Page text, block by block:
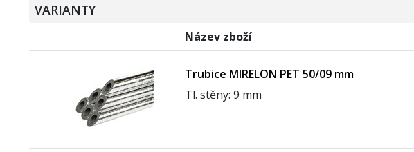
VARIANTY
Název zboží
Trubice MIRELON PET 50/09 mm
Tl. stěny: 9 mm